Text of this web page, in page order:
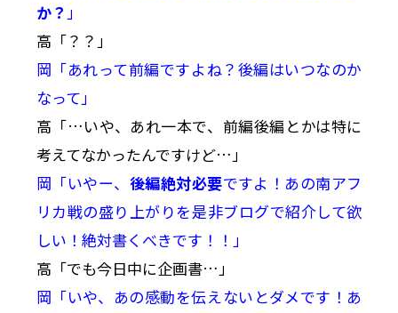
か？ 」
高「？？」
岡「あれって前編ですよね？後編はいつなのか
なって」
高「…いや、あれ一本で、前編後編とかは特に
考えてなかったんですけど…」
岡「いやー、 後編絶対必要ですよ！あの南アフ
リカ戦の盛り上がりを是非ブログで紹介して欲
しい！絶対書くべきです！！」
高「でも今日中に企画書…」
岡「いや、あの感動を伝えないとダメです！あ